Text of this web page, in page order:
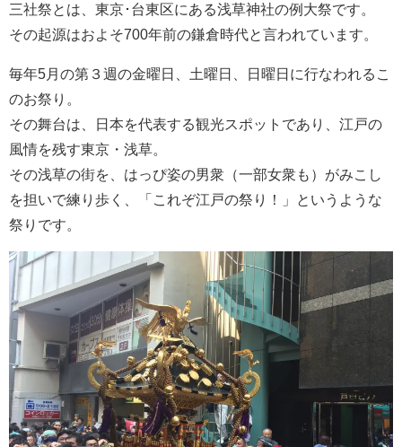
三社祭とは、東京･台東区にある浅草神社の例大祭です。
その起源はおよそ700年前の鎌倉時代と言われています。
毎年5月の第３週の金曜日、土曜日、日曜日に行なわれるこ
のお祭り。
その舞台は、日本を代表する観光スポットであり、江戸の
風情を残す東京・浅草。
その浅草の街を、はっぴ姿の男衆（一部女衆も）がみこし
を担いで練り歩く、「これぞ江戸の祭り！」というような
祭りです。